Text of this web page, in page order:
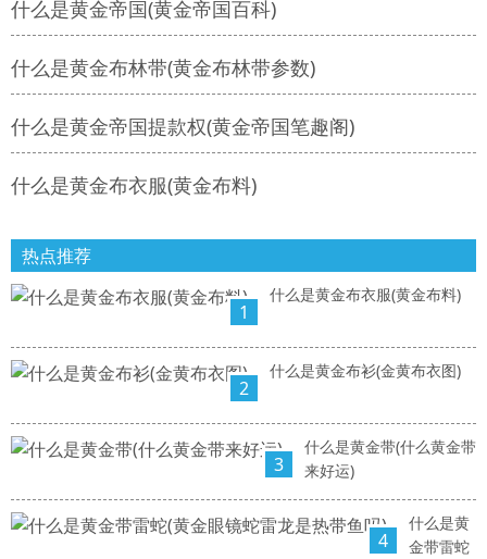
什么是黄金帝国(黄金帝国百科)
什么是黄金布林带(黄金布林带参数)
什么是黄金帝国提款权(黄金帝国笔趣阁)
什么是黄金布衣服(黄金布料)
热点推荐
1
什么是黄金布衣服(黄金布料)
2
什么是黄金布衫(金黄布衣图)
3
什么是黄金带(什么黄金带
来好运)
4
什么是黄
金带雷蛇